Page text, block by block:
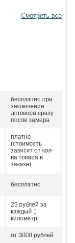
Смотреть все
бесплатно при
заключении
договора сразу
после замера
платно
(стоимость
зависит от кол-
ва товара в
заказе)
бесплатно
25 рублей за
каждый 1
километр
от 3000 рублей